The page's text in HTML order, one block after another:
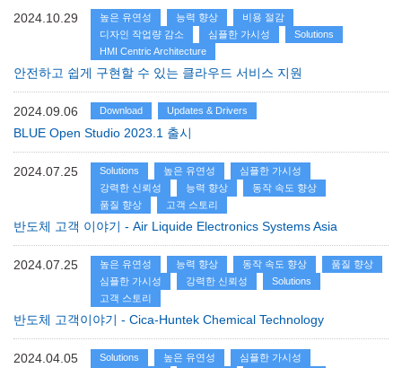
2024.10.29 높은 유연성 능력 향상
비용 절감
디자인 작업량 감소
심플한 가시성
Solutions
HMI Centric Architecture
안전하고 쉽게 구현할 수 있는 클라우드 서비스 지원
2024.09.06 Download Updates & Drivers
BLUE Open Studio 2023.1 출시
2024.07.25 Solutions 높은 유연성
심플한 가시성
강력한 신뢰성
능력 향상
동작 속도 향상
품질 향상
고객 스토리
반도체 고객 이야기 - Air Liquide Electronics Systems Asia
2024.07.25 높은 유연성 능력 향상 동작 속도 향상
품질 향상
심플한 가시성
강력한 신뢰성
Solutions
고객 스토리
반도체 고객이야기 - Cica-Huntek Chemical Technology
2024.04.05 Solutions 높은 유연성
심플한 가시성